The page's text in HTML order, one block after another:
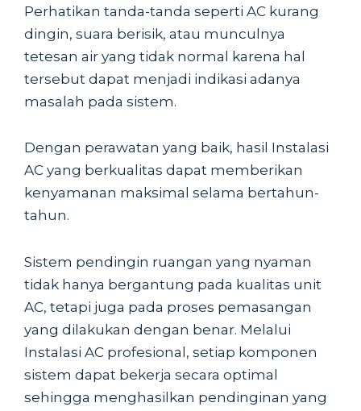
Perhatikan tanda-tanda seperti AC kurang
dingin, suara berisik, atau munculnya
tetesan air yang tidak normal karena hal
tersebut dapat menjadi indikasi adanya
masalah pada sistem.
Dengan perawatan yang baik, hasil Instalasi
AC yang berkualitas dapat memberikan
kenyamanan maksimal selama bertahun-
tahun.
Sistem pendingin ruangan yang nyaman
tidak hanya bergantung pada kualitas unit
AC, tetapi juga pada proses pemasangan
yang dilakukan dengan benar. Melalui
Instalasi AC profesional, setiap komponen
sistem dapat bekerja secara optimal
sehingga menghasilkan pendinginan yang